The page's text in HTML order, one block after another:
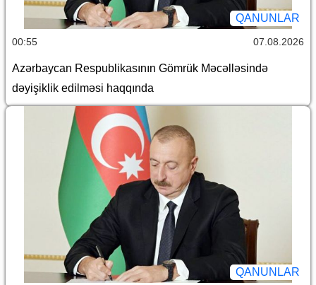
QANUNLAR
00:55 07.08.2026
Azərbaycan Respublikasının Gömrük Məcəlləsində
dəyişiklik edilməsi haqqında
QANUNLAR